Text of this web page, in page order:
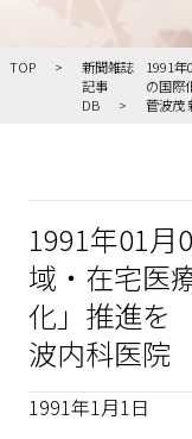
TOP
新聞雑誌
記事
DB
1991
の国
菅波茂
1991年01月
域・在宅医
化」推進
波内科医
1991年1月1日